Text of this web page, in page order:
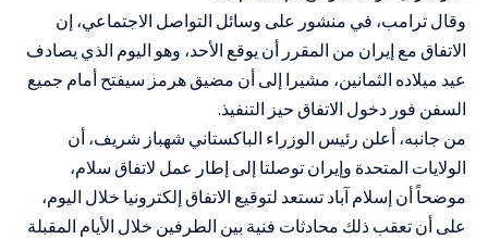
وقال ترامب، في منشور على وسائل التواصل الاجتماعي، إن
الاتفاق مع إيران من المقرر أن يوقع الأحد، وهو اليوم الذي يصادف
عيد ميلاده الثمانين، مشيرا إلى أن مضيق هرمز سيفتح أمام جميع
السفن فور دخول الاتفاق حيز التنفيذ.
من جانبه، أعلن رئيس الوزراء الباكستاني شهباز شريف، أن
الولايات المتحدة وإيران توصلتا إلى إطار عمل لاتفاق سلام،
موضحاً أن إسلام آباد تستعد لتوقيع الاتفاق إلكترونيا خلال اليوم،
على أن تعقب ذلك محادثات فنية بين الطرفين خلال الأيام المقبلة